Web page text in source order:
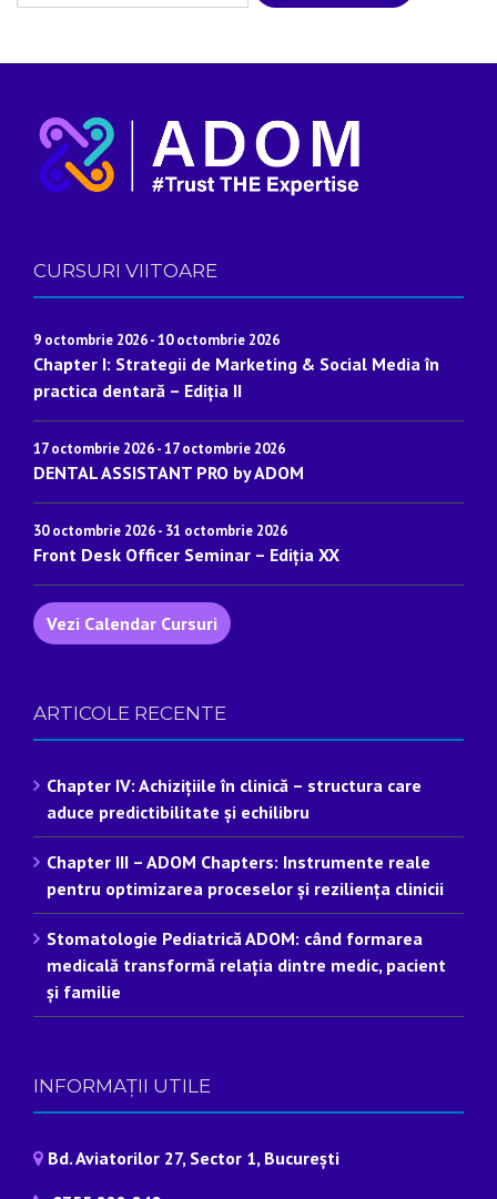
CURSURI VIITOARE
9 octombrie 2026-10 octombrie 2026
Chapter I: Strategii de Marketing & Social Media în
practica dentară – Ediția II
17 octombrie 2026-17 octombrie 2026
DENTAL ASSISTANT PRO by ADOM
30 octombrie 2026- 31 octombrie 2026
Front Desk Officer Seminar – Ediția XX
Vezi Calendar Cursuri
ARTICOLE RECENTE
Chapter IV: Achizițiile în clinică – structura care
aduce predictibilitate și echilibru
Chapter III – ADOM Chapters: Instrumente reale
pentru optimizarea proceselor și reziliența clinicii
Stomatologie Pediatrică ADOM: când formarea
medicală transformă relația dintre medic, pacient
și familie
INFORMAȚII UTILE
Bd. Aviatorilor 27, Sector 1, București